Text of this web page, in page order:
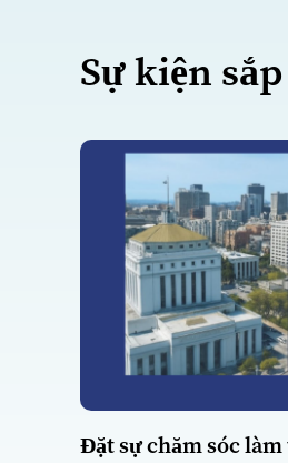
Sự kiện
Đặt sự chăm sóc